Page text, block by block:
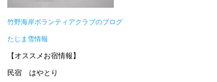
竹野海岸ボランティアクラブのブログ
たじま雪情報
【オススメお宿情報】
民宿 はやとり